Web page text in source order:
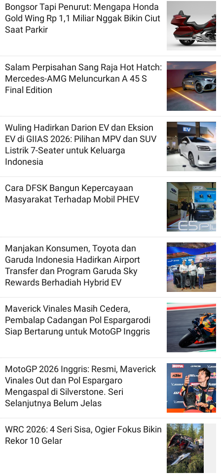
Bongsor Tapi Penurut: Mengapa Honda
Gold Wing Rp 1,1 Miliar Nggak Bikin Ciut
Saat Parkir
Salam Perpisahan Sang Raja Hot Hatch:
Mercedes-AMG Meluncurkan A 45 S
Final Edition
Wuling Hadirkan Darion EV dan Eksion
EV di GIIAS 2026: Pilihan MPV dan SUV
Listrik 7-Seater untuk Keluarga
Indonesia
Cara DFSK Bangun Kepercayaan
Masyarakat Terhadap Mobil PHEV
Manjakan Konsumen, Toyota dan
Garuda Indonesia Hadirkan Airport
Transfer dan Program Garuda Sky
Rewards Berhadiah Hybrid EV
Maverick Vinales Masih Cedera,
Pembalap Cadangan Pol Espargarodi
Siap Bertarung untuk MotoGP Inggris
MotoGP 2026 Inggris: Resmi, Maverick
Vinales Out dan Pol Espargaro
Mengaspal di Silverstone. Seri
Selanjutnya Belum Jelas
WRC 2026: 4 Seri Sisa, Ogier Fokus Bikin
Rekor 10 Gelar